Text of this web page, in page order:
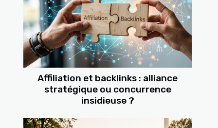
Affiliation et backlinks : alliance
stratégique ou concurrence
insidieuse ?